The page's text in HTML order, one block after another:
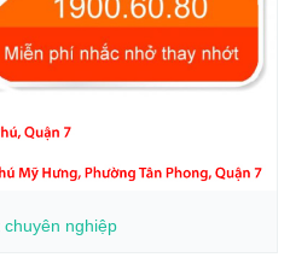
chuyên nghiệp